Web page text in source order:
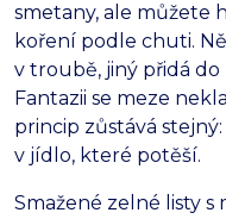
smetany, ale můžete
koření podle chuti.
v troubě, jiný přidá
Fantazii se meze
princip zůstává
v jídlo, které potěší.
Smažené zelné listy